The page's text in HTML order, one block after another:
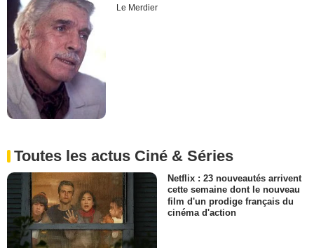
Le Merdier
Toutes les actus Ciné & Séries
Netflix : 23 nouveautés arrivent
cette semaine dont le nouveau
film d'un prodige français du
cinéma d'action